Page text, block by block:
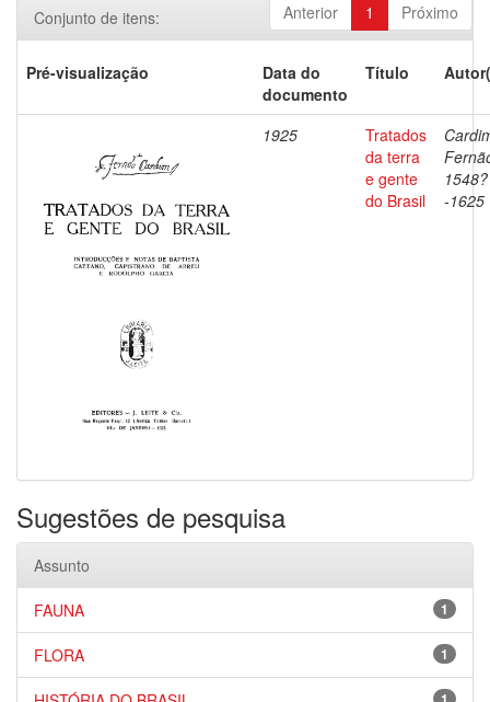
Anterior 1 Próximo
Conjunto de itens:
Pré-visualização
Data do
documento
Título
1925
Tratados
da terra
e gente
do Brasil
1548?
-1625
Sugestões de pesquisa
Assunto
1
FAUNA
1
FLORA